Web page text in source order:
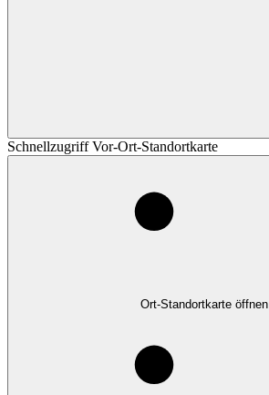
Schnellzugriff Vor-Ort-Standortkarte
Ort-Standortkarte öffnen